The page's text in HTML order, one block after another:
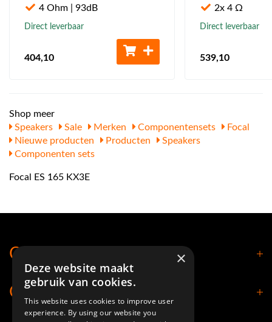
4 Ohm | 93dB
Direct leverbaar
404,10
2x 4 Ω
Direct leverbaar
539,10
Shop meer
Speakers
Sale Merken Componentensets
Focal
Nieuwe producten
Producten
Speakers
Componenten sets
Focal ES 165 KX3E
Contact
Openingstijden
×
Deze website maakt
gebruik van cookies.
This website uses cookies to improve user
experience. By using our website you